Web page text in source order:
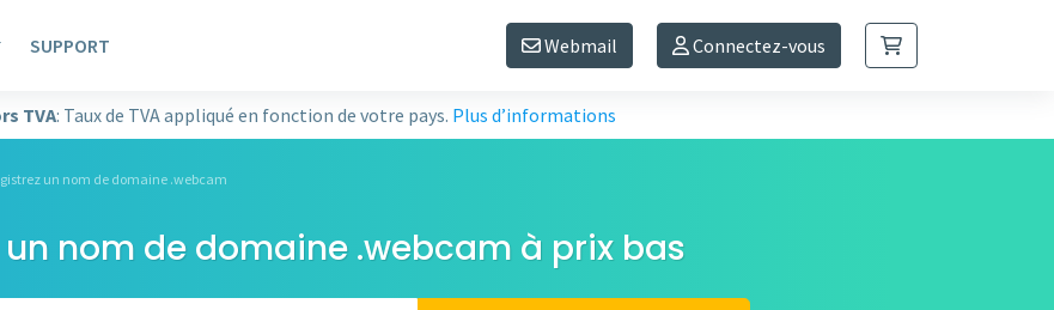
SUPPORT Webmail Connectez-vous
TVA: Taux de TVA appliqué en fonction de votre pays. Plus d’informations
un nom de domaine .webcam
nom de domaine .webcam à prix bas